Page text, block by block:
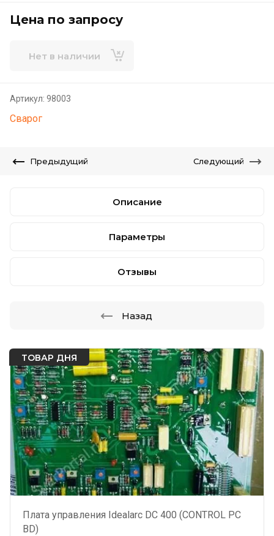
ТОВАР ДНЯ
Плата управления Idealarc DC 400 (CONTROL PC
BD)
Цена по запросу
Нет в наличии
Артикул: 98003
Сварог
Предыдущий Следующий
Описание
Параметры
Отзывы
Назад